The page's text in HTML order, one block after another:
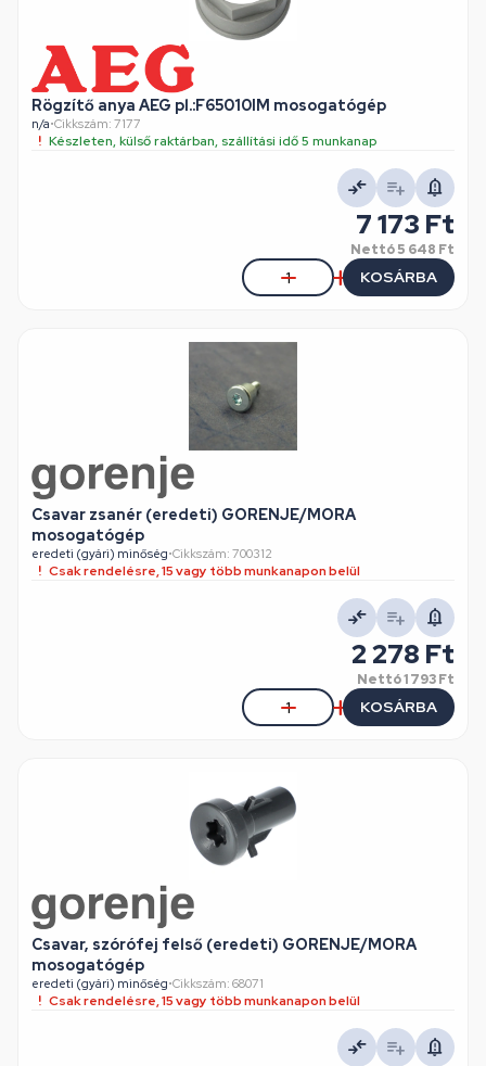
Rögzítő anya AEG pl.:F65010IM mosogatógép
n/a•Cikkszám: 7177
Készleten, külső raktárban, szállítási idő 5 munkanap
7 173 Ft
Nettó5 648 Ft
KOSÁRBA
Csavar zsanér (eredeti) GORENJE/MORA
mosogatógép
eredeti (gyári) minőség•Cikkszám: 700312
Csak rendelésre, 15 vagy több munkanapon belül
2 278 Ft
Nettó1 793 Ft
KOSÁRBA
Csavar, szórófej felső (eredeti) GORENJE/MORA
mosogatógép
eredeti (gyári) minőség•Cikkszám: 68071
Csak rendelésre, 15 vagy több munkanapon belül